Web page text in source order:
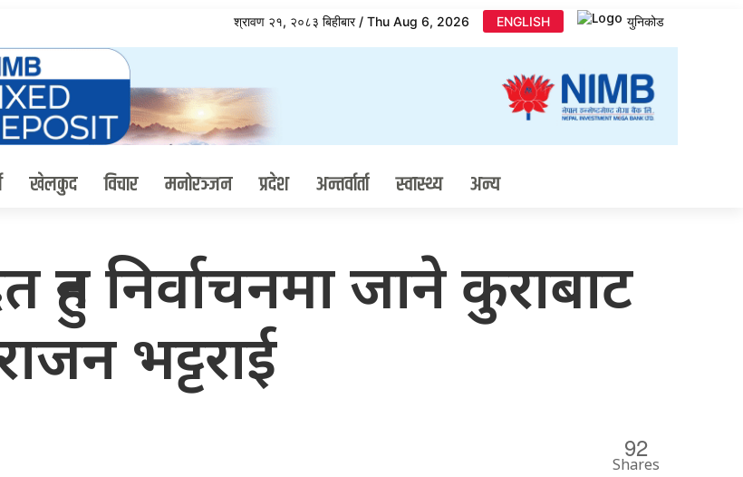
श्रावण २१, २०८३ बिहीबार / Thu Aug 6, 2026 ENGLISH युनिकोड
खेलकुद विचार मनोरञ्जन प्रदेश अन्तर्वार्ता स्वास्थ्य अन्य
निर्वाचनमा जाने कुराबाट
भट्टराई
92
Shares